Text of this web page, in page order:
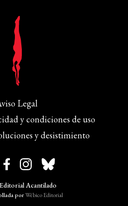
Legal
y condiciones de uso
y desistimiento
Acantilado
porWébico Editorial